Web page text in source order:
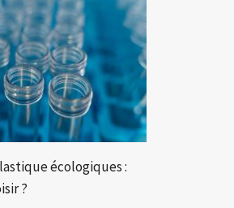
écologiques :
?